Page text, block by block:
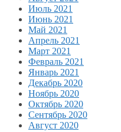
Июль 2021
Июнь 2021
Май 2021
Апрель 2021
Март 2021
Февраль 2021
Январь 2021
Декабрь 2020
Ноябрь 2020
Октябрь 2020
Сентябрь 2020
Август 2020